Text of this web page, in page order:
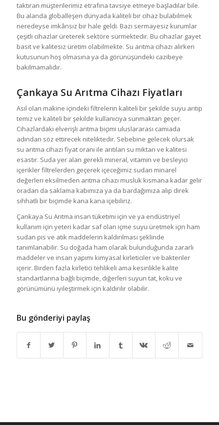
taktıran müşterilerimiz etrafına tavsiye etmeye başladılar bile.
Bu alanda globalleşen dünyada kaliteli bir cihaz bulabilmek
neredeyse imkânsız bir hale geldi. Bazı sermayesiz kurumlar
çeşitli cihazlar üreterek sektöre sürmektedir. Bu cihazlar gayet
basit ve kalitesiz üretim olabilmekte. Su arıtma cihazı alırken
kutusunun hoş olmasına ya da görünüşündeki cazibeye
bakılmamalıdır.
Çankaya Su Arıtma Cihazı Fiyatları
Asıl olan makine içindeki filtrelerin kaliteli bir şekilde suyu arıtıp
temiz ve kaliteli bir şekilde kullanıcıya sunmaktan geçer.
Cihazlardaki elverişli arıtma biçimi uluslararası camiada
adından söz ettirecek niteliktedir. Sebebine gelecek olursak
su arıtma cihazı fiyat oranı ile arıtılan su miktarı ve kalitesi
esastır. Suda yer alan gerekli mineral, vitamin ve besleyici
içerikler filtrelerden geçerek içeceğimiz sudan minarel
değerleri eksilmeden arıtma cihazı musluk kısmana kadar gelir
oradan da saklama kabımıza ya da bardağımıza alıp direk
sıhhatli bir biçimde kana kana içebiliriz.
Çankaya Su Arıtma insan tüketimi için ve ya endüstriyel
kullanım için yeteri kadar saf olan içme suyu üretmek için ham
sudan pis ve atık maddelerin kaldırılması şeklinde
tanımlanabilir. Su doğada ham olarak bulunduğunda zararlı
maddeler ve insan yapımı kimyasal kirleticiler ve bakteriler
içerir. Birden fazla kirletici tehlikeli ama kesinlikle kalite
standartlarına bağlı biçimde, diğerleri suyun tat, koku ve
görünümünü iyileştirmek için kaldırılır olabilir.
Bu gönderiyi paylaş